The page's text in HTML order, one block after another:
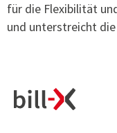
für die Flexibilität
und unterstreicht